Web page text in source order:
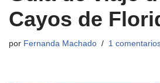
Cayos de
por Fernanda Machado 1